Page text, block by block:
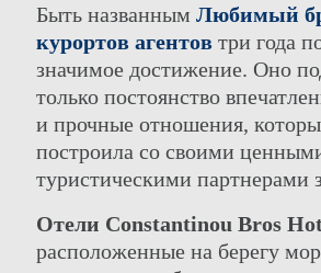
ГРУППА
ВСТРЕЧИ
Быть названным Любимый
курортов агентовтри года
значимое достижение. Оно
только постоянство
и прочные отношения,
построила со своими
туристическими партнерами
Отели Constantinou Bros
расположенные на берегу